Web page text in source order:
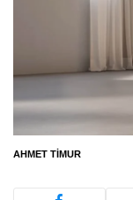
AHMET TIMUR